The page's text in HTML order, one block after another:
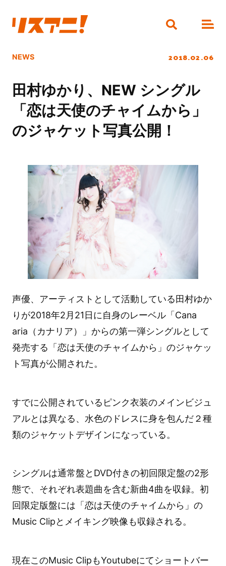
NEWS 2018.02.06
田村ゆかり、NEW シングル
「恋は天使のチャイムから」
のジャケット写真公開！
声優、アーティストとして活動している田村ゆか
りが2018年2月21日に自身のレーベル「Cana
aria（カナリア）」からの第一弾シングルとして
発売する「恋は天使のチャイムから」のジャケッ
ト写真が公開された。
すでに公開されているピンク衣装のメインビジュ
アルとは異なる、水色のドレスに身を包んだ２種
類のジャケットデザインになっている。
シングルは通常盤とDVD付きの初回限定盤の2形
態で、それぞれ表題曲を含む新曲4曲を収録。初
回限定版盤には「恋は天使のチャイムから」の
Music Clipとメイキング映像も収録される。
現在このMusic ClipもYoutubeにてショートバー